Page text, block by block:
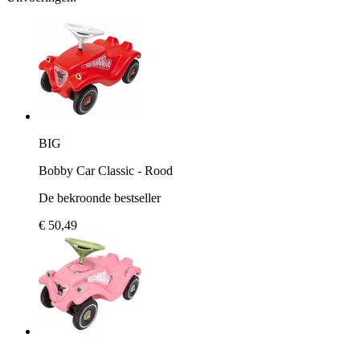
BIG
Bobby Car Classic - Rood
De bekroonde bestseller
€ 50,49